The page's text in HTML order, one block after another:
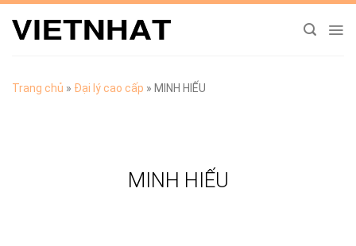
Chuyển
đến
Trang chủ » Đại lý cao cấp » MINH HIẾU
MINH HIẾU